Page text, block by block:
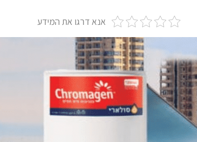
אנא דרגו את המידע